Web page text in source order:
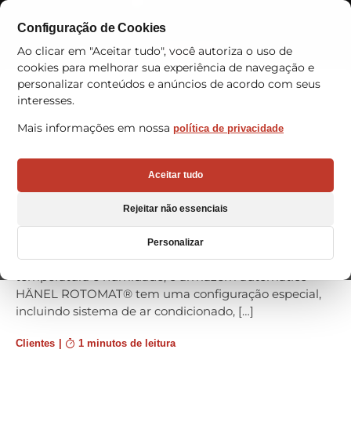
Configuração de Cookies
Ao clicar em "Aceitar tudo", você autoriza o uso de
cookies para melhorar sua experiência de navegação e
personalizar conteúdos e anúncios de acordo com seus
interesses.
Mais informações em nossa política de privacidade
Aceitar tudo
Rejeitar não essenciais
Personalizar
Contactos
BERKOMAT investe em armazém
BERKOMAT especializada em comercialização e
distribuição de componentes para máquinas, sedeada
em Gipuzkoa, adquiriu à VRC um armazém
automático vertical HÄNEL ROTOMAT para a
armazenagem de rolamentos de precisão. Para evitar
a deterioração dos rolamentos devido às mudanças de
temperatura e humidade, o armazém automático
HÄNEL ROTOMAT® tem uma configuração especial,
incluindo sistema de ar condicionado, […]
Clientes 1 minutos de leitura